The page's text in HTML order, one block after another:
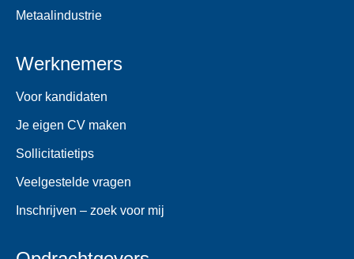
Metaalindustrie
Werknemers
Voor kandidaten
Je eigen CV maken
Sollicitatietips
Veelgestelde vragen
Inschrijven – zoek voor mij